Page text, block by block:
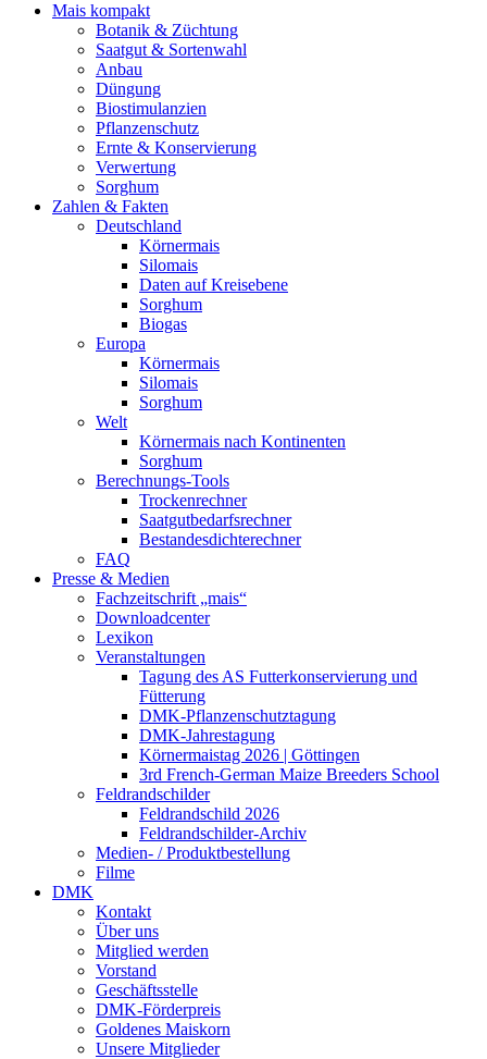
Mais kompakt
Botanik & Züchtung
Saatgut & Sortenwahl
Anbau
Düngung
Biostimulanzien
Pflanzenschutz
Ernte & Konservierung
Verwertung
Sorghum
Zahlen & Fakten
Deutschland
Körnermais
Silomais
Daten auf Kreisebene
Sorghum
Biogas
Europa
Körnermais
Silomais
Sorghum
Welt
Körnermais nach Kontinenten
Sorghum
Berechnungs-Tools
Trockenrechner
Saatgutbedarfsrechner
Bestandesdichterechner
FAQ
Presse & Medien
Fachzeitschrift „mais“
Downloadcenter
Lexikon
Veranstaltungen
Tagung des AS Futterkonservierung und
Fütterung
DMK-Pflanzenschutztagung
DMK-Jahrestagung
Körnermaistag 2026 | Göttingen
3rd French-German Maize Breeders School
Feldrandschilder
Feldrandschild 2026
Feldrandschilder-Archiv
Medien- / Produktbestellung
Filme
DMK
Kontakt
Über uns
Mitglied werden
Vorstand
Geschäftsstelle
DMK-Förderpreis
Goldenes Maiskorn
Unsere Mitglieder